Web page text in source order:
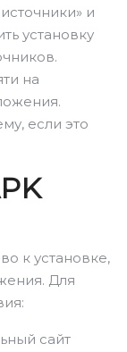
и
установку
на
если это
к установке,
Для
сайт